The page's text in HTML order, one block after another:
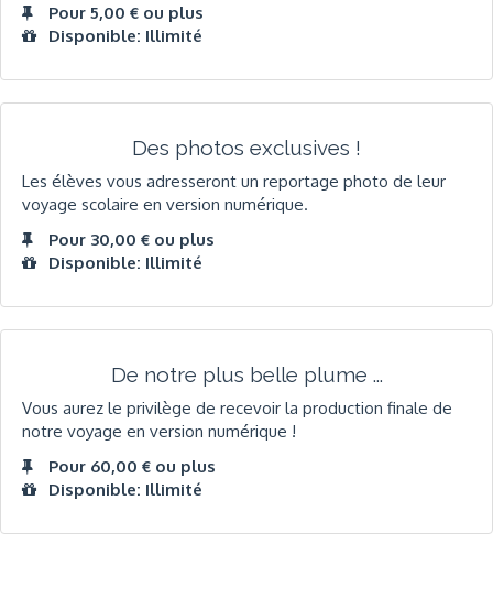
Pour 5,00 € ou plus
Disponible: Illimité
Des photos exclusives !
Les élèves vous adresseront un reportage photo de leur
voyage scolaire en version numérique.
Pour 30,00 € ou plus
Disponible: Illimité
De notre plus belle plume ...
Vous aurez le privilège de recevoir la production finale de
notre voyage en version numérique !
Pour 60,00 € ou plus
Disponible: Illimité